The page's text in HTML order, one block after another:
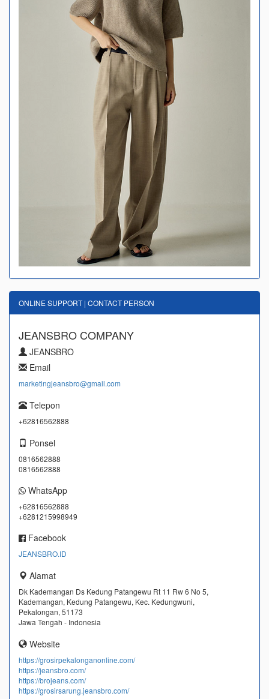
ONLINE SUPPORT | CONTACT PERSON
JEANSBRO COMPANY
JEANSBRO
Email
marketingjeansbro@gmail.com
Telepon
+62816562888
Ponsel
0816562888
0816562888
WhatsApp
+62816562888
+6281215998949
Facebook
JEANSBRO.ID
Alamat
Dk Kademangan Ds Kedung Patangewu Rt 11 Rw 6 No 5,
Kademangan, Kedung Patangewu, Kec. Kedungwuni,
Pekalongan, 51173
Jawa Tengah - Indonesia
Website
https://grosirpekalonganonline.com/
https://jeansbro.com/
https://brojeans.com/
https://grosirsarung.jeansbro.com/